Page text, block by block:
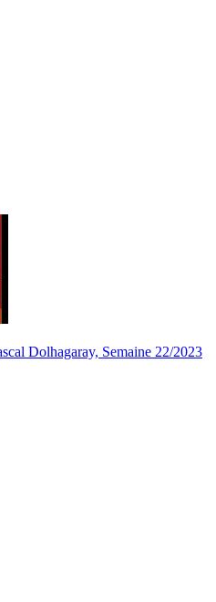
Dolhagaray, Semaine 22/2023